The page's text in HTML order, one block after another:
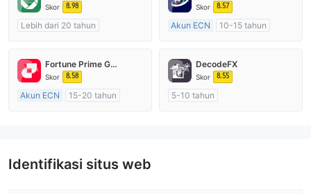
Skor 8.98
Lebih dari 20 tahun
Market Maker (MM)
cTrader
Skor 8.57
Akun ECN
10-15 tahun
Market Maker (MM)
Lisensi Penuh MT4
Fortune Prime Global
Skor 8.58
Akun ECN
15-20 tahun
DecodeFX
Skor 8.55
5-10 tahun
Identifikasi situs web